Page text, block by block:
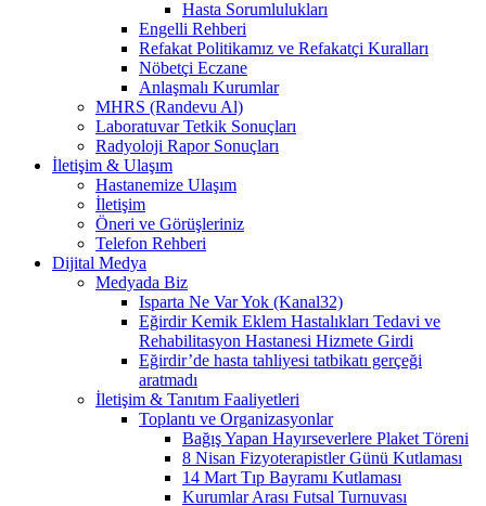
Hasta Sorumlulukları
Engelli Rehberi
Refakat Politikamız ve Refakatçi Kuralları
Nöbetçi Eczane
Anlaşmalı Kurumlar
MHRS (Randevu Al)
Laboratuvar Tetkik Sonuçları
Radyoloji Rapor Sonuçları
İletişim & Ulaşım
Hastanemize Ulaşım
İletişim
Öneri ve Görüşleriniz
Telefon Rehberi
Dijital Medya
Medyada Biz
Isparta Ne Var Yok (Kanal32)
Eğirdir Kemik Eklem Hastalıkları Tedavi ve
Rehabilitasyon Hastanesi Hizmete Girdi
Eğirdir’de hasta tahliyesi tatbikatı gerçeği
aratmadı
İletişim & Tanıtım Faaliyetleri
Toplantı ve Organizasyonlar
Bağış Yapan Hayırseverlere Plaket Töreni
8 Nisan Fizyoterapistler Günü Kutlaması
14 Mart Tıp Bayramı Kutlaması
Kurumlar Arası Futsal Turnuvası